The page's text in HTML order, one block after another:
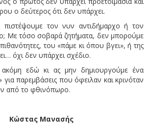
ο δεύτερος ότι δεν υπάρχει.
πιστέψουμε τον νυν αντιδήμαρχο ή τον
Με τόσο σοβαρά ζητήματα, δεν μπορούμε
του «πάμε κι όπου βγει», ή της
όχι δεν υπάρχει σχέδιο.
ακόμη εδώ κι ας μην δημιουργούμε ένα
παρεμβάσεις που όφειλαν και κρινόταν
από το φθινόπωρο.
Κώστας Μανασής